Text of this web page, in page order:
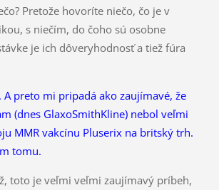
Pretože hovoríte niečo, čo je v
s niečím, do čoho sú osobne
je ich dôveryhodnosť a tiež fúra
preto mi pripadá ako zaujímavé, že
(dnes GlaxoSmithKline) nebol veľmi
MMR vakcínu Pluserix na britský trh.
tomu.
toto je veľmi veľmi zaujímavý príbeh,